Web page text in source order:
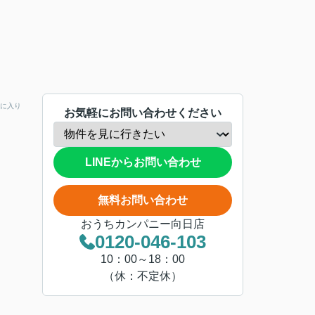
入り
お気軽にお問い合わせください
LINEからお問い合わせ
無料お問い合わせ
おうちカンパニー向日店
0120-046-103
10：00～18：00
（休：不定休）